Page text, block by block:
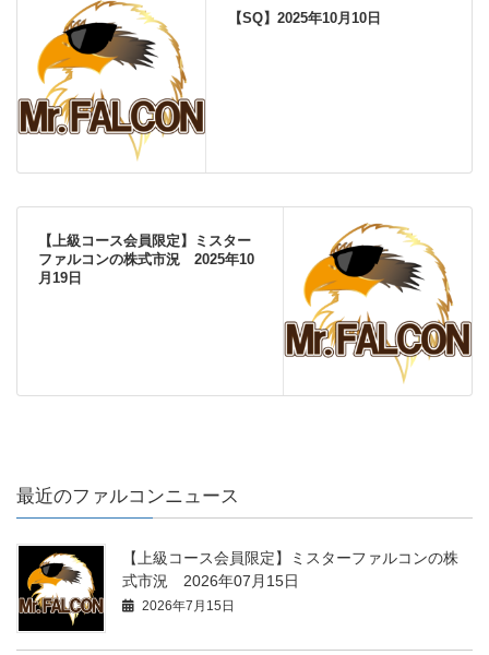
【SQ】2025年10月10日
【上級コース会員限定】ミスター
ファルコンの株式市況 2025年10
月19日
最近のファルコンニュース
【上級コース会員限定】ミスターファルコンの株
式市況 2026年07月15日
2026年7月15日